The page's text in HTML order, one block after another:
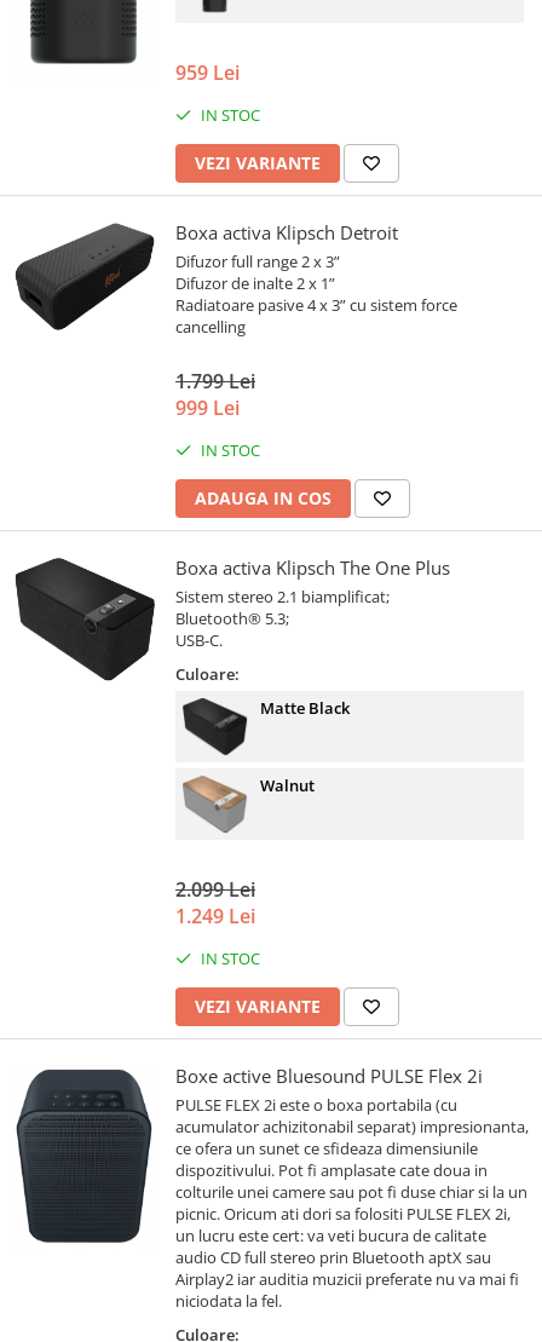
959 Lei
IN STOC
VEZI VARIANTE
Boxa activa Klipsch Detroit
Difuzor full range 2 x 3”
Difuzor de inalte 2 x 1”
Radiatoare pasive 4 x 3” cu sistem force
cancelling
1.799 Lei
999 Lei
IN STOC
ADAUGA IN COS
Boxa activa Klipsch The One Plus
Sistem stereo 2.1 biamplificat;
Bluetooth® 5.3;
USB-C.
Culoare:
Matte Black
Walnut
2.099 Lei
1.249 Lei
IN STOC
VEZI VARIANTE
Boxe active Bluesound PULSE Flex 2i
PULSE FLEX 2i este o boxa portabila (cu
acumulator achizitonabil separat) impresionanta,
ce ofera un sunet ce sfideaza dimensiunile
dispozitivului. Pot fi amplasate cate doua in
colturile unei camere sau pot fi duse chiar si la un
picnic. Oricum ati dori sa folositi PULSE FLEX 2i,
un lucru este cert: va veti bucura de calitate
audio CD full stereo prin Bluetooth aptX sau
Airplay2 iar auditia muzicii preferate nu va mai fi
niciodata la fel.
Culoare: